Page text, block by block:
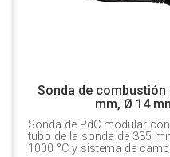
Sonda de
mm, Ø 14
Sonda de PdC modular
tubo de la sonda de 335
1000 °C y sistema de